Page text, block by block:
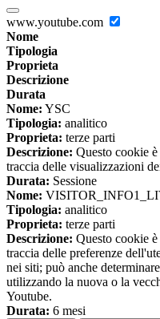
www.youtube.com
Nome
Tipologia
Proprieta
Descrizione
Durata
Nome: YSC
Tipologia: analitico
Proprieta: terze parti
Descrizione: Questo cookie
traccia delle visualizzazioni
Durata: Sessione
Nome:
Tipologia: analitico
Proprieta: terze parti
Descrizione: Questo cookie
traccia delle preferenze
nei siti; può anche
utilizzando la nuova o la
Youtube.
Durata: 6 mesi